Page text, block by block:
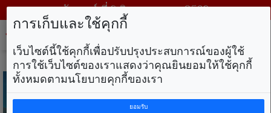
วันเสาร์ ที่ 8 สิงหาคม พ.ศ. 2569
การเก็บและใช้คุกกี้
เว็บไซต์นี้ใช้คุกกี้เพื่อปรับปรุงประสบการณ์ของผู้ใช้
การใช้เว็บไซต์ของเราแสดงว่าคุณยินยอมให้ใช้คุกกี้
ทั้งหมดตามนโยบายคุกกี้ของเรา
ยอมรับ